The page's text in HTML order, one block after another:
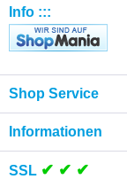
Info :::
Shop Service
Informationen
SSL ✔ ✔ ✔